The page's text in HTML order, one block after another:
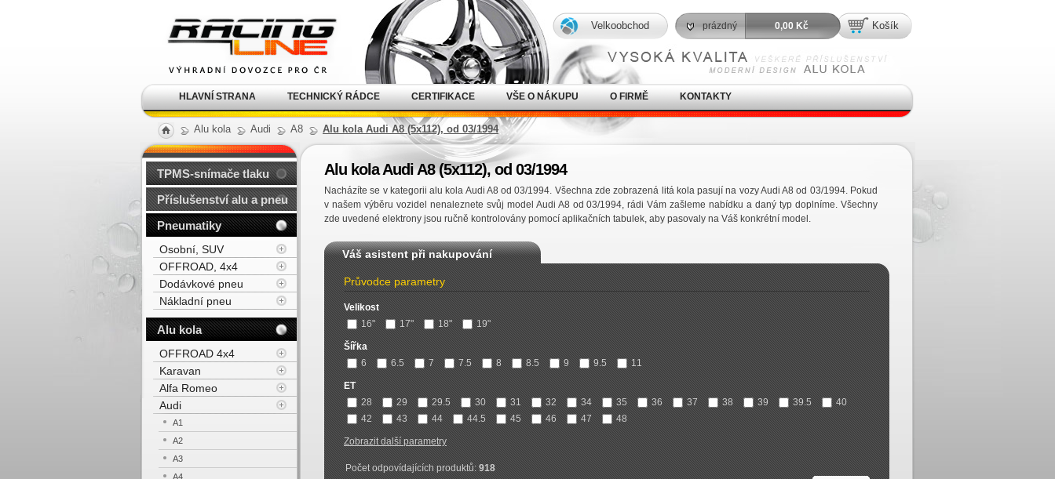
Alu kola Audi A8 Alu kola Audi A8 (5x112), od 03/1994
Alu kola Audi A8 (5x112), od 03/1994
Nacházíte se v kategorii alu kola Audi A8 od 03/1994. Všechna zde zobrazená litá kola pasují na vozy Audi A8 od 03/1994. Pokud
v našem výběru vozidel nenaleznete svůj model Audi A8 od 03/1994, rádi Vám zašleme nabídku a daný typ doplníme. Všechny
zde uvedené elektrony jsou ručně kontrolovány pomocí aplikačních tabulek, aby pasovaly na Váš konkrétní model.
Váš asistent při nakupování
Průvodce parametry
Velikost
16"
17" 18" 19"
Šířka
6
6.5 7 7.5 8 8.5 9 9.5 11
ET
28
29 29.5 30 31 32 34 35 36 37 38 39 39.5
40
42
43 44 44.5 45 46 47 48
Zobrazit další parametry
Počet odpovídajících produktů:918
TPMS-snímače tlaku
Příslušenství alu a pneu
Pneumatiky
Osobní, SUV
OFFROAD, 4x4
Dodávkové pneu
Nákladní pneu
Alu kola
OFFROAD 4x4
Karavan
Alfa Romeo
Audi
A1
A2
A3
A4
kola Racing Line
HLAVNÍ STRANA TECHNICKÝ RÁDCE CERTIFIKACE VŠE O NÁKUPU O FIRMĚ KONTAKTY
Košík
prázdný 0,00 Kč
Velkoobchod